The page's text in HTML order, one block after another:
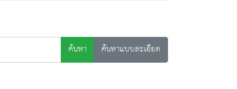
ค้นหา
ค้นหาแบบละเอียด